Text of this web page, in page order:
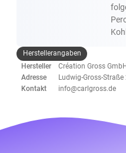
Herstellerangaben
Hersteller
Création Gross
Adresse
Ludwig-Gross-
Kontakt
info@carlgross.de